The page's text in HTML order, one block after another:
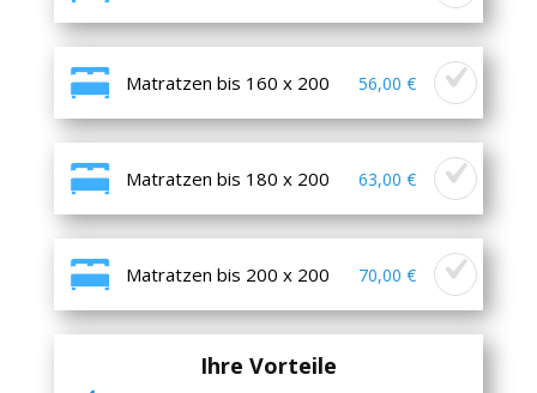
Matratzen bis 160 x 200 56,00 €
Matratzen bis 180 x 200 63,00 €
Matratzen bis 200 x 200 70,00 €
Ihre Vorteile